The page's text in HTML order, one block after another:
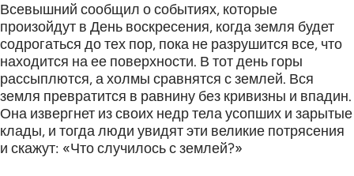
Всевышний сообщил о событиях, которые
произойдут в День воскресения, когда земля будет
содрогаться до тех пор, пока не разрушится все, что
находится на ее поверхности. В тот день горы
рассыплются, а холмы сравнятся с землей. Вся
земля превратится в равнину без кривизны и впадин.
Она извергнет из своих недр тела усопших и зарытые
клады, и тогда люди увидят эти великие потрясения
и скажут: «Что случилось с землей?»